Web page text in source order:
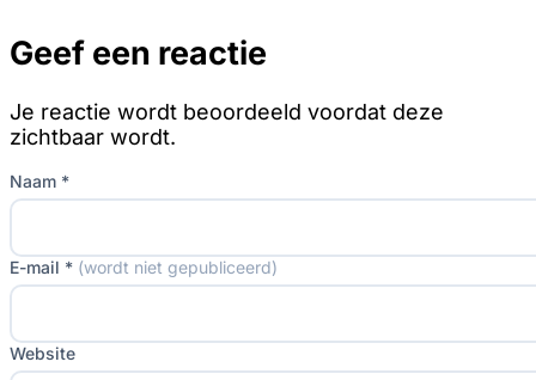
Geef een reactie
Je reactie wordt beoordeeld voordat deze
zichtbaar wordt.
Naam *
E-mail * (wordt niet gepubliceerd)
Website